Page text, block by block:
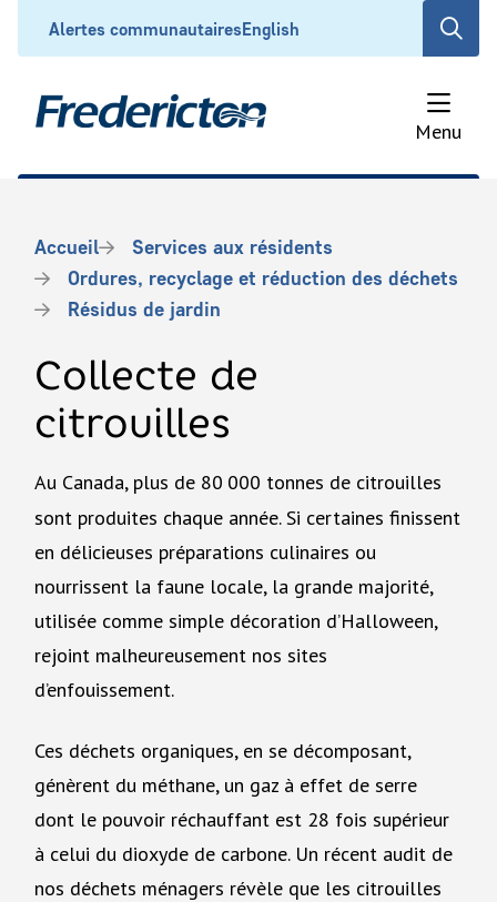
principal
Header
Alertes communautairesEnglish
Open
search
form
Menu
Fil
d'Ariane
Accueil
Services aux résidents
Ordures, recyclage et réduction des déchets
Résidus de jardin
Collecte de
citrouilles
Au Canada, plus de 80 000 tonnes de citrouilles
sont produites chaque année. Si certaines finissent
en délicieuses préparations culinaires ou
nourrissent la faune locale, la grande majorité,
utilisée comme simple décoration d’Halloween,
rejoint malheureusement nos sites
d’enfouissement.
Ces déchets organiques, en se décomposant,
génèrent du méthane, un gaz à effet de serre
dont le pouvoir réchauffant est 28 fois supérieur
à celui du dioxyde de carbone. Un récent audit de
nos déchets ménagers révèle que les citrouilles